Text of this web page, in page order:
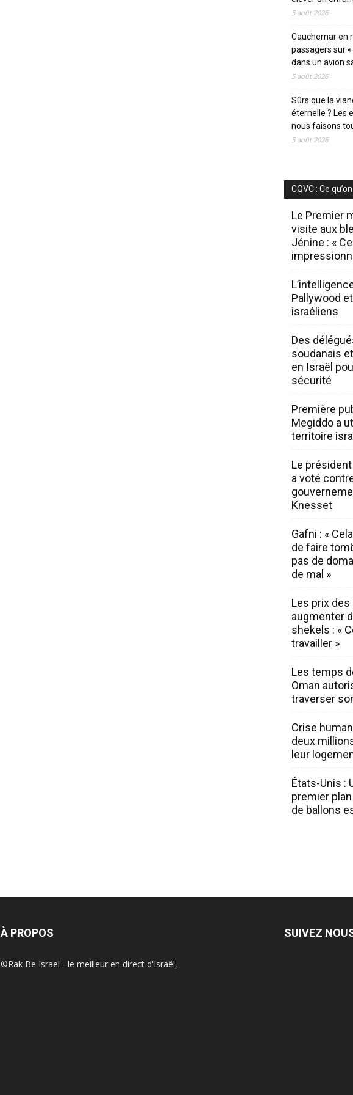
5 août 2026
Cauchemar en
passagers sur
dans un avion
5 août 2026
Sûrs que la
éternelle ? Les
nous faisons
5 août 2026
CQVC : Ce
Le Premier
visite aux
Jénine : «
Pallywood
israéliens
Des
soudanais
en Israël
sécurité
Première
Megiddo a
territoire
Le
a voté
Knesset
Gafni : «
de faire
pas de
de mal »
Les prix
augmenter
shekels : «
travailler »
Les temps
Oman
traverser
Crise
deux
leur
États-Unis :
premier
de ballons
À PROPOS
©Rak Be Israel - le meilleur en direct d'Israël,
SUIVEZ